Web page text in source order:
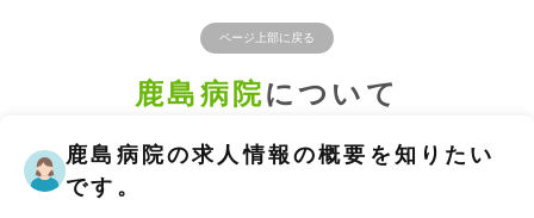
ページ上部に戻る
鹿島病院について
鹿島病院の求人情報の概要を知りたい
です。